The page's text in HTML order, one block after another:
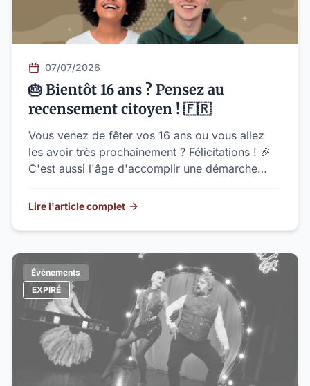
07/07/2026
🎂 Bientôt 16 ans ? Pensez au
recensement citoyen ! 🇫🇷
Vous venez de fêter vos 16 ans ou vous allez
les avoir très prochainement ? Félicitations ! 🎉
C'est aussi l'âge d'accomplir une démarche
pour votre avenir : le recensement citoyen. 🎖️
Lire l'article complet
Événements
EXPIRÉ